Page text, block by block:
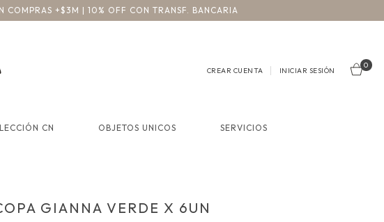
COMPRAS +$3M | 10% OFF CON TRANSF. BANCARIA
CREAR CUENTA INICIAR SESIÓN
0
CN OBJETOS UNICOS SERVICIOS
GIANNA VERDE X 6UN